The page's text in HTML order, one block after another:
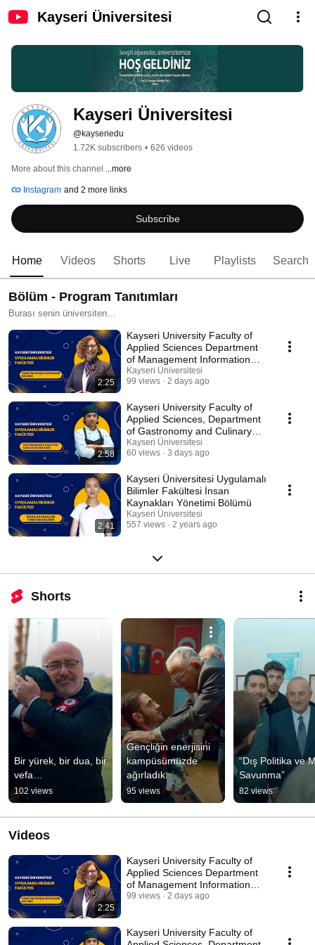
Kayseri Üniversitesi
Kayseri Üniversitesi
@kayseriedu
1.72K subscribers • 626 videos
More about this channel ...more
Instagram and 2 more links
Subscribe
Home Videos Shorts Live Playlists Search
Bölüm - Program Tanıtımları
Burası senin üniversiten...
2:25
Kayseri University Faculty of
Applied Sciences Department
of Management Information
Systems
Kayseri Üniversitesi
99 views
2 days ago
2:58
Kayseri University Faculty of
Applied Sciences, Department
of Gastronomy and Culinary
Arts
Kayseri Üniversitesi
60 views
3 days ago
2:41
Kayseri Üniversitesi Uygulamalı
Bilimler Fakültesi İnsan
Kaynakları Yönetimi Bölümü
Kayseri Üniversitesi
557 views
2 years ago
Shorts
Bir yürek, bir dua, bir
vefa…
102 views
Gençliğin enerjisini
kampüsümüzde
ağırladık.
95 views
“Dış Politika ve
Savunma”
82 views
Videos
2:25
Kayseri University Faculty of
Applied Sciences Department
of Management Information
Systems
99 views 2 days ago
Kayseri University Faculty of